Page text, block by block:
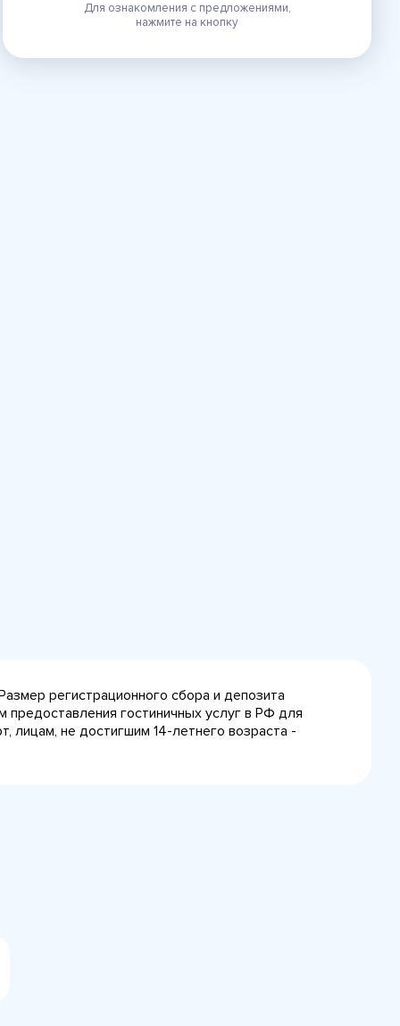
Для ознакомления с предложениями,
нажмите на кнопку
регистрационного сбора и депозита
предоставления гостиничных услуг в РФ для
лицам, не достигшим 14-летнего возраста -